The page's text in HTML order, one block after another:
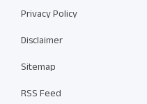
Privacy Policy
Disclaimer
Sitemap
RSS Feed